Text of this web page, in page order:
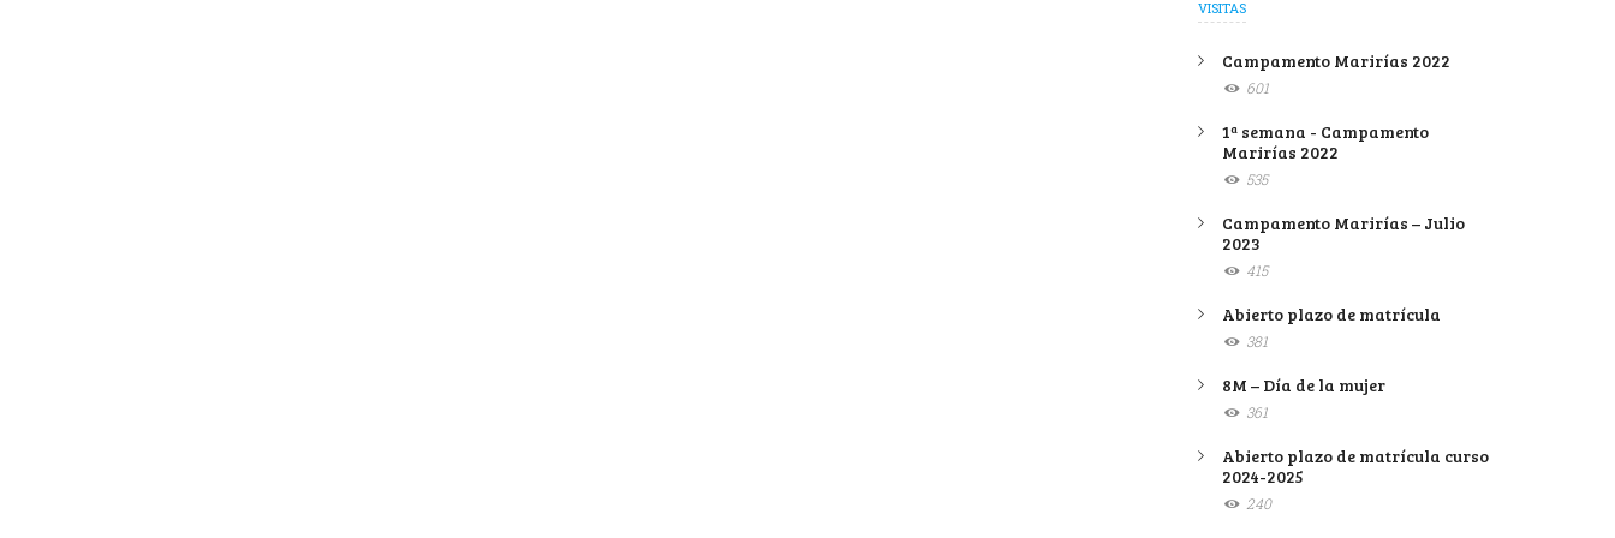
VISITAS
Campamento Marirías 2022
601
1ª semana - Campamento
Marirías 2022
535
Campamento Marirías – Julio
2023
415
Abierto plazo de matrícula
381
8M – Día de la mujer
361
Abierto plazo de matrícula curso
2024-2025
240